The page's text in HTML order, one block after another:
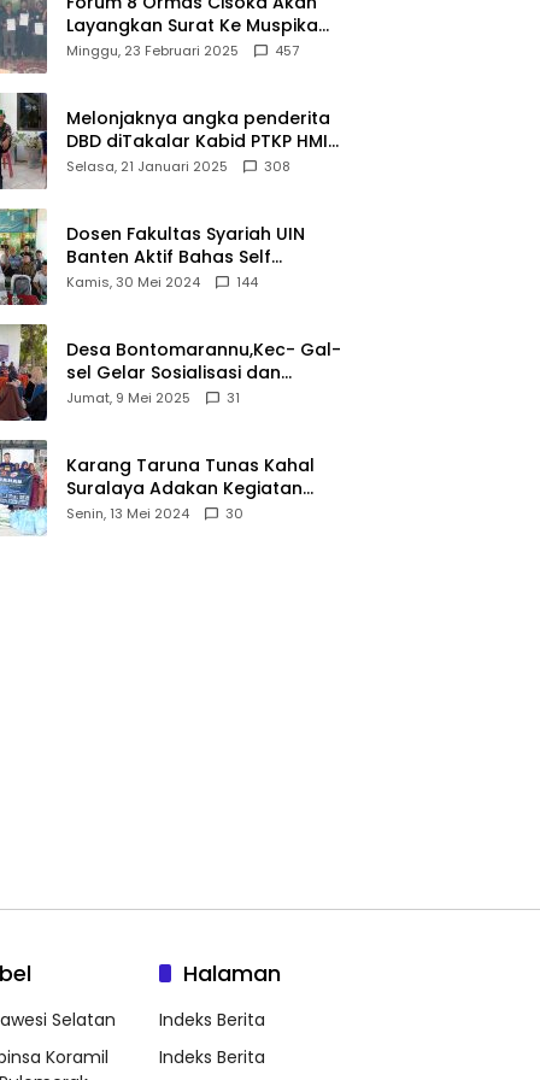
Layangkan Surat Ke Muspika
Atas Adanya Kantor Matel di
Minggu, 23 Februari 2025 457
Melonjaknya angka penderita
DBD diTakalar Kabid PTKP HMI
Cab.Takalar angkat bicara
Selasa, 21 Januari 2025 308
Dosen Fakultas Syariah UIN
Banten Aktif Bahas Self
Declare Halal dalam Forum
Kamis, 30 Mei 2024 144
Desa Bontomarannu,Kec- Gal-
sel Gelar Sosialisasi dan
Bimtek Pemutakhiran Data ID
Jumat, 9 Mei 2025 31
Karang Taruna Tunas Kahal
Suralaya Adakan Kegiatan
Bansos Terhadap Kaum
Senin, 13 Mei 2024 30
Selatan
Koramil
Halaman
Indeks Berita
Indeks Berita